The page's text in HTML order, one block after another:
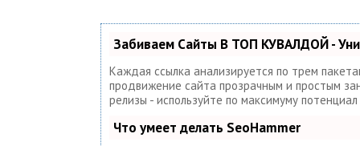
Забиваем Сайты В ТОП КУВАЛДОЙ -
Каждая ссылка анализируется по трем
продвижение сайта прозрачным и простым
релизы - используйте по максимуму
Что умеет делать SeoHammer